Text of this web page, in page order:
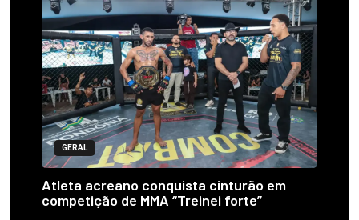
GERAL
Atleta acreano conquista cinturão em
competição de MMA “Treinei forte”